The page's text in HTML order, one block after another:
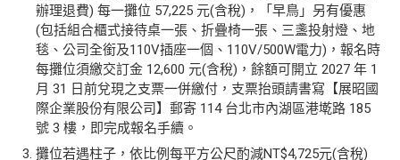
辦理退費) 每一攤位 57,225 元(含稅)，「早鳥」另有優惠
(包括組合櫃式接待桌一張、折疊椅一張、三盞投射燈、地
毯、公司全銜及110V插座一個、110V/500W電力)，報名時
每攤位須繳交訂金 12,600 元(含稅)，餘額可開立 2027 年 1
月 31 日前兌現之支票一併繳付，支票抬頭請書寫【展昭國
際企業股份有限公司】郵寄 114 台北市內湖區港墘路 185
號 3 樓，即完成報名手續。
攤位若遇柱子，依比例每平方公尺酌減NT$4,725元(含稅)